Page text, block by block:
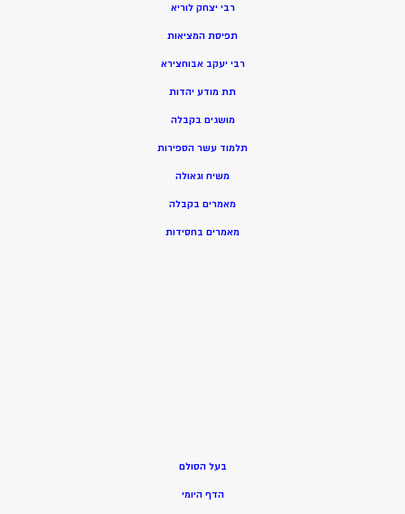
רבי יצחק לוריא
תפיסת המציאות
רבי יעקב אבוחצירא
תת מודע יהדות
מושגים בקבלה
תלמוד עשר הספירות
משיח וגאולה
מאמרים בקבלה
מאמרים בחסידות
בעל הסולם
הדף היומי